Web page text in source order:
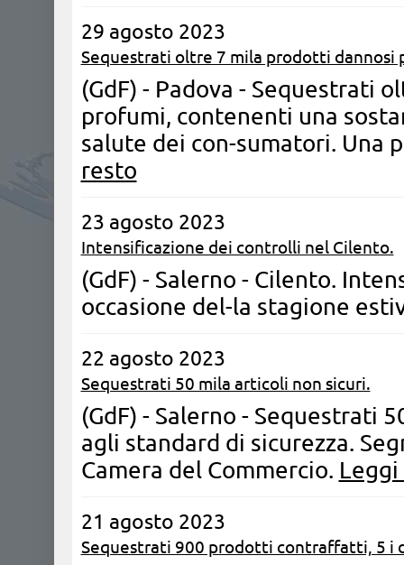
29 agosto 2023
Sequestrati oltre 7 mila prodotti dannosi
(GdF) - Padova - Sequestrati
profumi, contenenti una
salute dei con-sumatori. Una
resto
23 agosto 2023
Intensificazione dei controlli nel Cilento.
(GdF) - Salerno - Cilento.
occasione del-la stagione
22 agosto 2023
Sequestrati 50 mila articoli non sicuri.
(GdF) - Salerno - Sequestrati
agli standard di sicurezza.
Camera del Commercio.
21 agosto 2023
Sequestrati 900 prodotti contraffatti, 5 i